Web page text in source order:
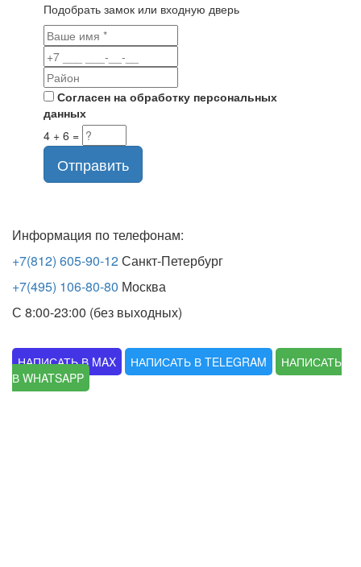
Подобрать замок или входную дверь
Согласен на обработку персональных
данных
4 + 6 =
Отправить
Информация по телефонам:
+7(812) 605-90-12Санкт-Петербург
+7(495) 106-80-80 Москва
С 8:00-23:00 (без выходных)
НАПИСАТЬ В MAX НАПИСАТЬ В TELEGRAM
НАПИСАТЬ
В WHATSAPP